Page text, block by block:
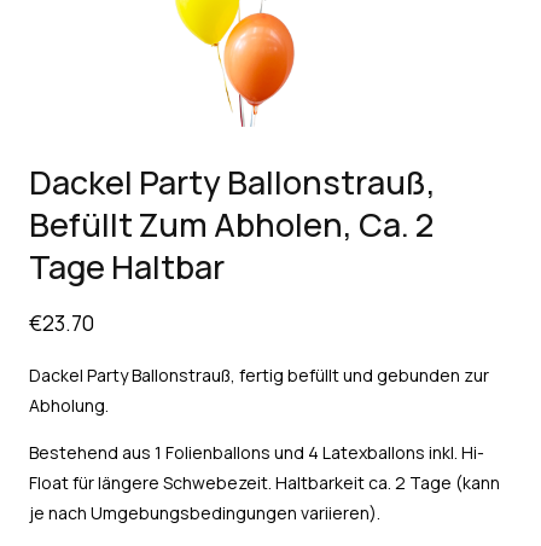
Dackel Party Ballonstrauß,
Befüllt Zum Abholen, Ca. 2
Tage Haltbar
€23.70
Dackel Party Ballonstrauß, fertig befüllt und gebunden zur
Abholung.
Bestehend aus 1 Folienballons und 4 Latexballons inkl. Hi-
Float für längere Schwebezeit. Haltbarkeit ca. 2 Tage (kann
je nach Umgebungsbedingungen variieren).